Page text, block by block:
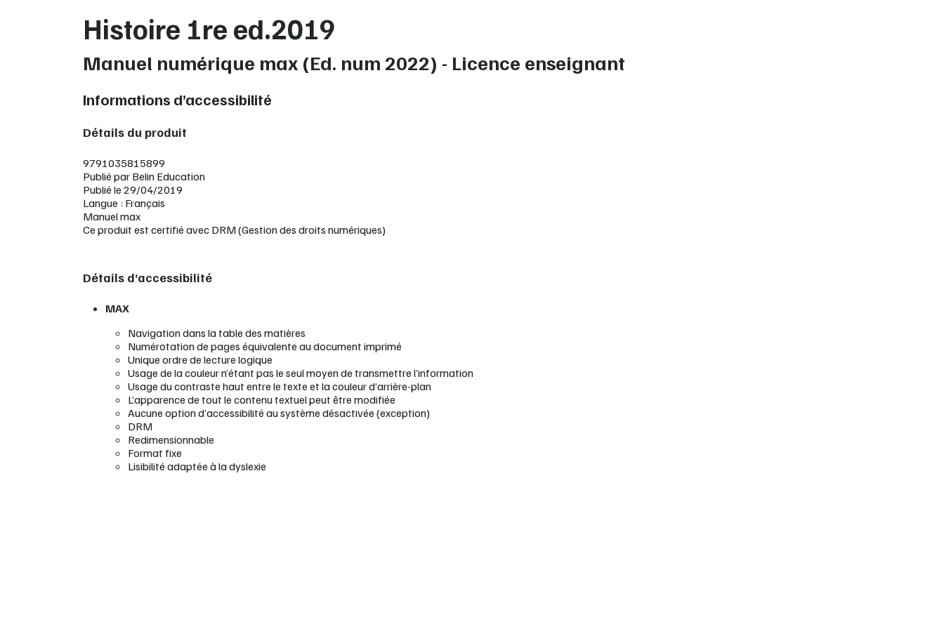
Histoire 1re ed.2019
Manuel numérique max (Ed. num 2022) - Licence enseignant
Informations d’accessibilité
Détails du produit
9791035815899
Publié par Belin Education
Publié le 29/04/2019
Langue : Français
Manuel max
Ce produit est certifié avec DRM (Gestion des droits numériques)
Détails d’accessibilité
MAX
Navigation dans la table des matières
Numérotation de pages équivalente au document imprimé
Unique ordre de lecture logique
Usage de la couleur n’étant pas le seul moyen de transmettre l’information
Usage du contraste haut entre le texte et la couleur d’arrière-plan
L’apparence de tout le contenu textuel peut être modifiée
Aucune option d’accessibilité au système désactivée (exception)
DRM
Redimensionnable
Format fixe
Lisibilité adaptée à la dyslexie